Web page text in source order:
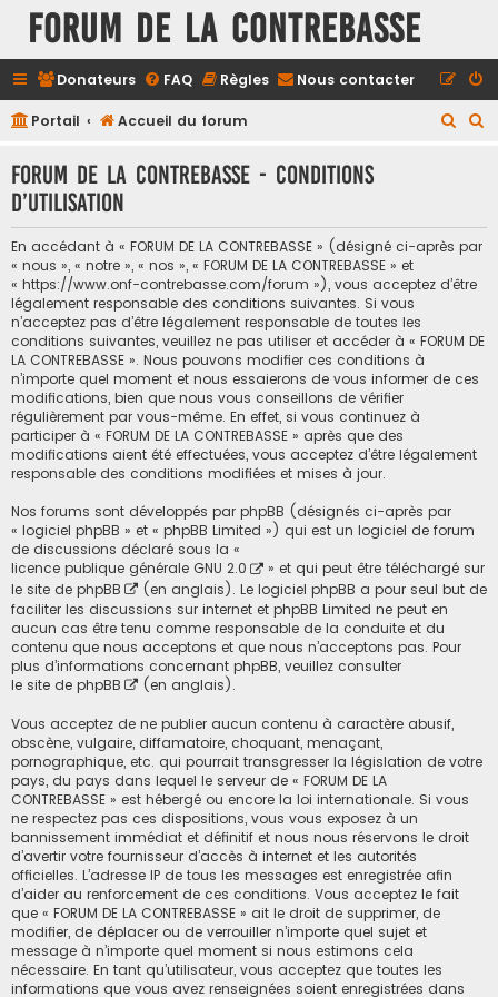
FORUM DE LA CONTREBASSE
Donateurs FAQ Règles Nous contacter
Portail Accueil du forum
c
e
r
FORUM DE LA CONTREBASSE - Conditions
d’utilisation
En accédant à « FORUM DE LA CONTREBASSE » (désigné ci-après par
« nous », « notre », « nos », « FORUM DE LA CONTREBASSE » et
« https://www.onf-contrebasse.com/forum »), vous acceptez d’être
légalement responsable des conditions suivantes. Si vous
n’acceptez pas d’être légalement responsable de toutes les
conditions suivantes, veuillez ne pas utiliser et accéder à « FORUM DE
LA CONTREBASSE ». Nous pouvons modifier ces conditions à
n’importe quel moment et nous essaierons de vous informer de ces
modifications, bien que nous vous conseillons de vérifier
régulièrement par vous-même. En effet, si vous continuez à
participer à « FORUM DE LA CONTREBASSE » après que des
modifications aient été effectuées, vous acceptez d’être légalement
responsable des conditions modifiées et mises à jour.
Nos forums sont développés par phpBB (désignés ci-après par
« logiciel phpBB » et « phpBB Limited ») qui est un logiciel de forum
de discussions déclaré sous la «
licence publique générale GNU 2.0
» et qui peut être téléchargé sur
le site de phpBB
(en anglais). Le logiciel phpBB a pour seul but de
faciliter les discussions sur internet et phpBB Limited ne peut en
aucun cas être tenu comme responsable de la conduite et du
contenu que nous acceptons et que nous n’acceptons pas. Pour
plus d’informations concernant phpBB, veuillez consulter
le site de phpBB
(en anglais).
Vous acceptez de ne publier aucun contenu à caractère abusif,
obscène, vulgaire, diffamatoire, choquant, menaçant,
pornographique, etc. qui pourrait transgresser la législation de votre
pays, du pays dans lequel le serveur de « FORUM DE LA
CONTREBASSE » est hébergé ou encore la loi internationale. Si vous
ne respectez pas ces dispositions, vous vous exposez à un
bannissement immédiat et définitif et nous nous réservons le droit
d’avertir votre fournisseur d’accès à internet et les autorités
officielles. L’adresse IP de tous les messages est enregistrée afin
d’aider au renforcement de ces conditions. Vous acceptez le fait
que « FORUM DE LA CONTREBASSE » ait le droit de supprimer, de
modifier, de déplacer ou de verrouiller n’importe quel sujet et
message à n’importe quel moment si nous estimons cela
nécessaire. En tant qu’utilisateur, vous acceptez que toutes les
informations que vous avez renseignées soient enregistrées dans